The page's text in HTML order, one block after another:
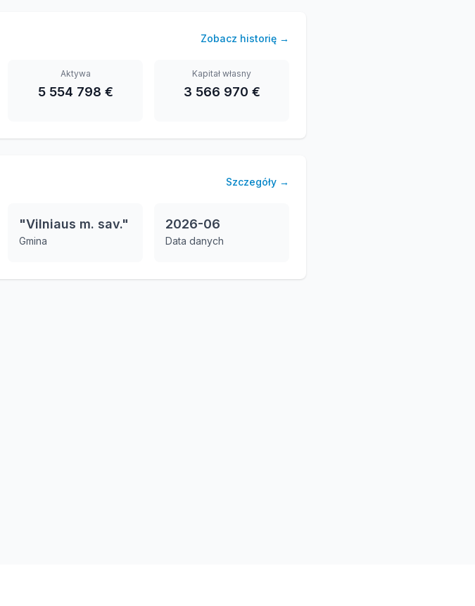
Zobacz historię →
Aktywa
5 554 798 €
Kapitał własny
3 566 970 €
Szczegóły →
"Vilniaus m. sav."
Gmina
2026-06
Data danych